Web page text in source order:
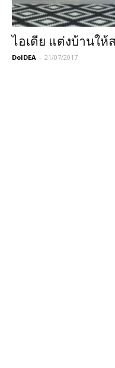
ไอเดีย แต่งบ้านให้
DoIDEA - 21/07/2017